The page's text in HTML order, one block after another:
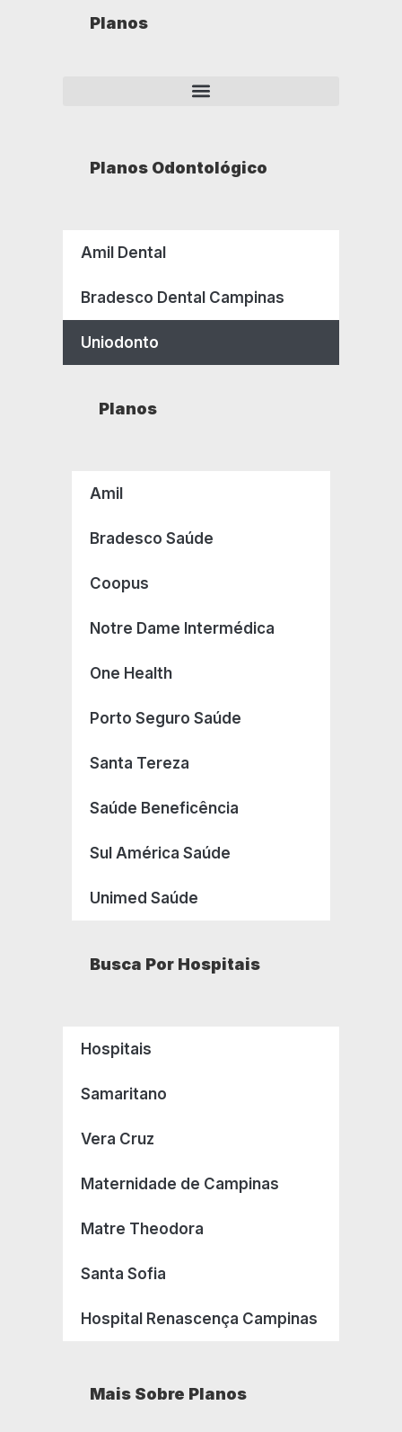
Planos
Planos Odontológico
Amil Dental
Bradesco Dental Campinas
Uniodonto
Planos
Amil
Bradesco Saúde
Coopus
Notre Dame Intermédica
One Health
Porto Seguro Saúde
Santa Tereza
Saúde Beneficência
Sul América Saúde
Unimed Saúde
Busca Por Hospitais
Hospitais
Samaritano
Vera Cruz
Maternidade de Campinas
Matre Theodora
Santa Sofia
Hospital Renascença Campinas
Mais Sobre Planos